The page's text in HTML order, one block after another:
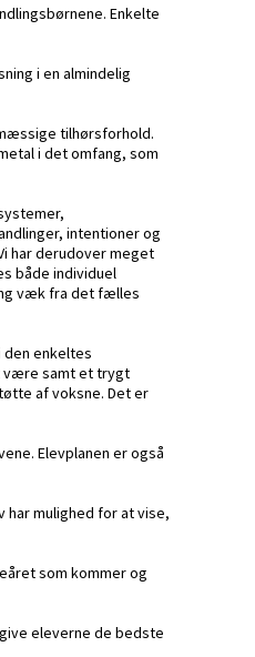
Enkelte
i en almindelig
tilhørsforhold.
i det omfang, som
intentioner og
har derudover meget
både individuel
væk fra det fælles
den enkeltes
være samt et trygt
af voksne. Det er
Elevplanen er også
mulighed for at vise,
som kommer og
eleverne de bedste